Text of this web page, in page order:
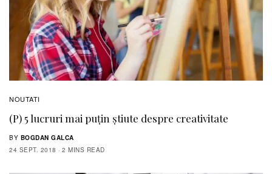
NOUTATI
(P) 5 lucruri mai puțin știute despre creativitate
BY BOGDAN GALCA
24 SEPT. 2018
2 MINS READ